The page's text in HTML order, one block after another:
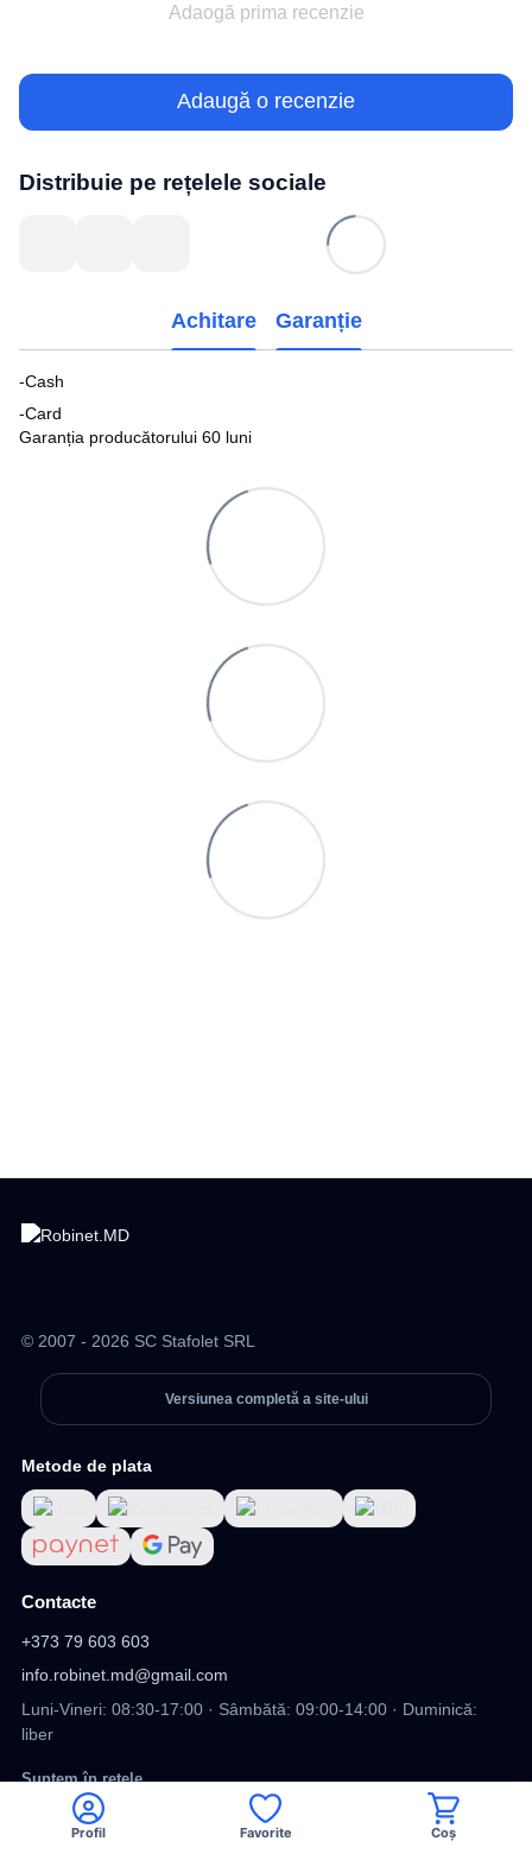
Adaogă prima recenzie
Adaugă o recenzie
Distribuie pe rețelele sociale
Achitare Garanție
-Cash
-Card
Garanția producătorului 60 luni
© 2007 - 2026 SC Stafolet SRL
Versiunea completă a site-ului
Metode de plata
Contacte
+373 79 603 603
info.robinet.md@gmail.com
Luni-Vineri: 08:30-17:00 · Sâmbătă: 09:00-14:00 · Duminică:
liber
Suntem în rețele
Facebook
Profil Favorite Coș